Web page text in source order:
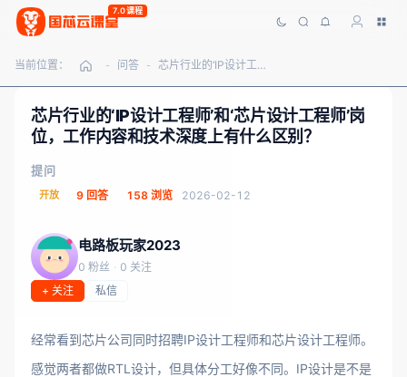
7.0课程
当前位置： - 问答 - 芯片行业的‘IP设计工程师’和‘芯片设计工程师’岗位，工作内容和技术深度上有什么区别？
芯片行业的‘IP设计工程师’和‘芯片设计工程师’岗
位，工作内容和技术深度上有什么区别？
提问
开放 9 回答 158 浏览 2026-02-12
电路板玩家2023
0 粉丝 · 0 关注
+ 关注
私信
经常看到芯片公司同时招聘IP设计工程师和芯片设计工程师。
感觉两者都做RTL设计，但具体分工好像不同。IP设计是不是